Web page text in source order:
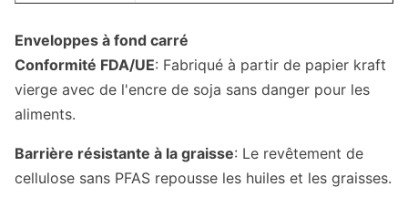
Enveloppes à fond carré
Conformité FDA/UE: Fabriqué à partir de papier kraft
vierge avec de l'encre de soja sans danger pour les
aliments.
Barrière résistante à la graisse: Le revêtement de
cellulose sans PFAS repousse les huiles et les graisses.